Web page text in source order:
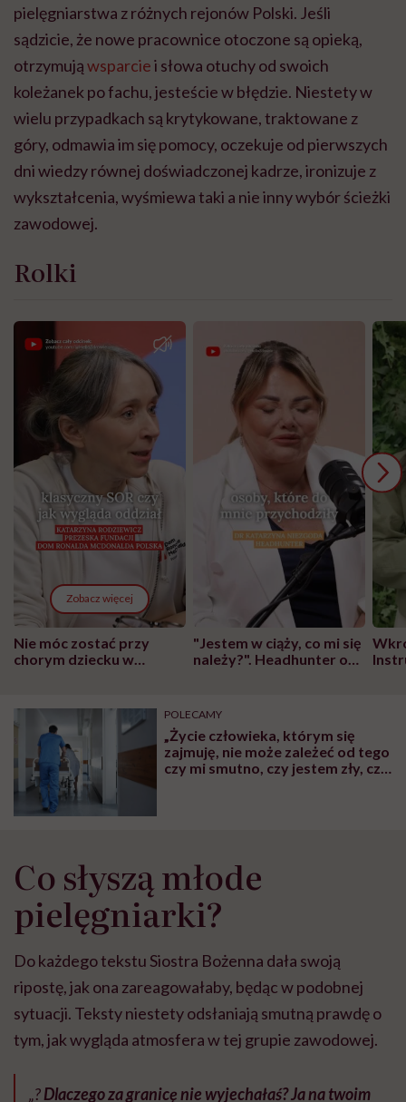
pielęgniarstwa z różnych rejonów Polski. Jeśli
sądzicie, że nowe pracownice otoczone są opieką,
otrzymująwsparciei słowa otuchy od swoich
koleżanek po fachu, jesteście w błędzie. Niestety w
wielu przypadkach są krytykowane, traktowane z
góry, odmawia im się pomocy, oczekuje od pierwszych
dni wiedzy równej doświadczonej kadrze, ironizuje z
wykształcenia, wyśmiewa taki a nie inny wybór ścieżki
zawodowej.
Rolki
Zobacz więcej
Nie móc zostać przy
chorym dziecku w
może chyba tylko
głupota i brak
wyobraźni"
"Jestem w ciąży, co mi się
należy?". Headhunter o
pracy
POLECAMY
„Życie człowieka, którym się
zajmuję, nie może zależeć od tego
czy mi smutno, czy jestem zły, czy
Co słyszą młode
pielęgniarki?
Do każdego tekstu Siostra Bożenna dała swoją
ripostę, jak ona zareagowałaby, będąc w podobnej
sytuacji. Teksty niestety odsłaniają smutną prawdę o
tym, jak wygląda atmosfera w tej grupie zawodowej.
„?Dlaczego za granicę nie wyjechałaś? Ja na twoim